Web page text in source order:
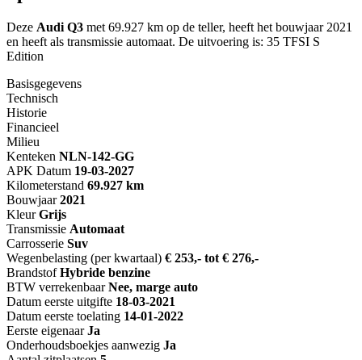
Deze Audi Q3 met 69.927 km op de teller, heeft het bouwjaar 2021
en heeft als transmissie automaat. De uitvoering is: 35 TFSI S
Edition
Basisgegevens
Technisch
Historie
Financieel
Milieu
Kenteken NLN-142-GG
APK Datum 19-03-2027
Kilometerstand 69.927 km
Bouwjaar 2021
Kleur Grijs
Transmissie Automaat
Carrosserie Suv
Wegenbelasting (per kwartaal) € 253,- tot € 276,-
Brandstof Hybride benzine
BTW verrekenbaar Nee, marge auto
Datum eerste uitgifte 18-03-2021
Datum eerste toelating 14-01-2022
Eerste eigenaar Ja
Onderhoudsboekjes aanwezig Ja